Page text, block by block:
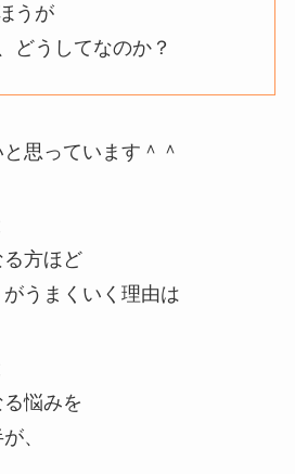
うが
どうしてなのか？
思っています＾＾
方ほど
うまくいく理由は
悩みを
、